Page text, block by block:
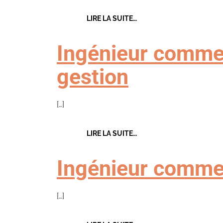
LIRE LA SUITE…
Ingénieur
gestion
[…]
LIRE LA SUITE…
Ingénieur
[…]